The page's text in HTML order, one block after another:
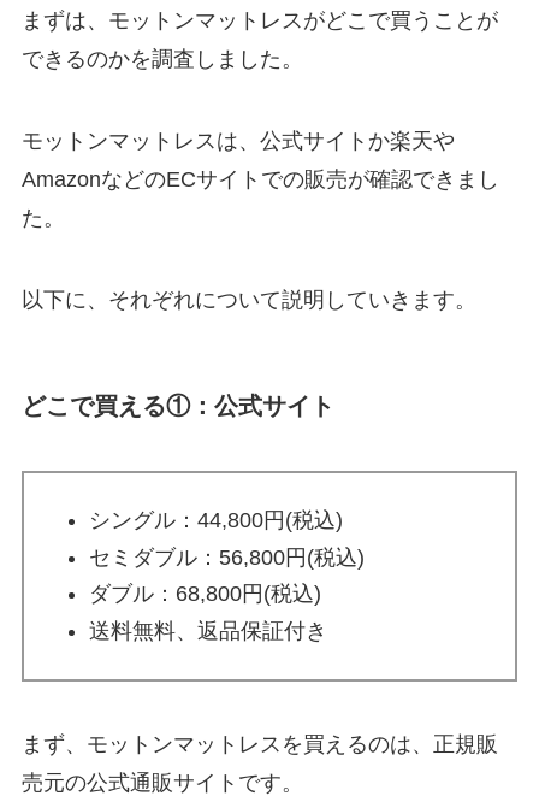
まずは、モットンマットレスがどこで買うことが
できるのかを調査しました。
モットンマットレスは、公式サイトか楽天や
AmazonなどのECサイトでの販売が確認できまし
た。
以下に、それぞれについて説明していきます。
どこで買える①：公式サイト
シングル：44,800円(税込)
セミダブル：56,800円(税込)
ダブル：68,800円(税込)
送料無料、返品保証付き
まず、モットンマットレスを買えるのは、正規販
売元の公式通販サイトです。